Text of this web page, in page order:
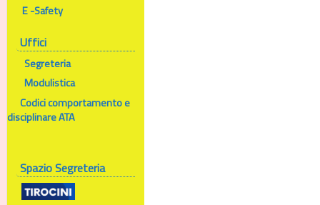
E -Safety
Uffici
Segreteria
Modulistica
Codici comportamento e
disciplinare ATA
Spazio Segreteria